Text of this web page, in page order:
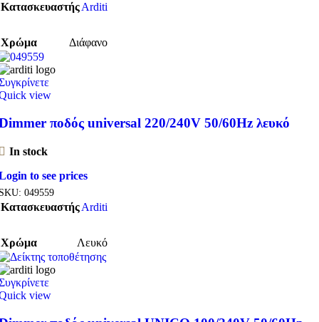
ΚατασκευαστήςArditi
Χρώμα Διάφανο
view
ποδός universal 220/240V 50/60Hz λευκό
In stock
to see prices
049559
ΚατασκευαστήςArditi
Χρώμα Λευκό
view